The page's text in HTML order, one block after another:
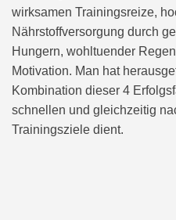
wirksamen Trainingsreize,
Nährstoffversorgung durch
Hungern, wohltuender
Motivation. Man hat
Kombination dieser 4
schnellen und gleichzeitig
Trainingsziele dient.